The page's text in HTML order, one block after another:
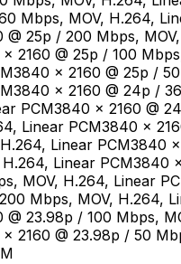
Mbps, MOV, H.264,
@ 25p / 200 Mbps,
2160 @ 25p / 100
x 2160 @ 25p /
x 2160 @ 24p /
PCM3840 x 2160 @
Linear PCM3840 x
Linear PCM3840
Linear PCM3840
MOV, H.264, Linear
Mbps, MOV, H.264,
@ 23.98p / 100 Mbps,
2160 @ 23.98p / 50